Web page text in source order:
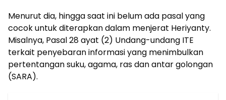
Menurut dia, hingga saat ini belum ada pasal yang
cocok untuk diterapkan dalam menjerat Heriyanty.
Misalnya, Pasal 28 ayat (2) Undang-undang ITE
terkait penyebaran informasi yang menimbulkan
pertentangan suku, agama, ras dan antar golongan
(SARA).